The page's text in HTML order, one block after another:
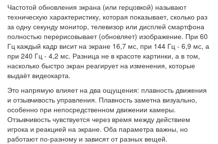
Частотой обновления экрана (или герцовкой) называют
техническую характеристику, которая показывает, сколько раз
за одну секунду монитор, телевизор или дисплей смартфона
полностью перерисовывает (обновляет) изображение. При 60
Гц каждый кадр висит на экране 16,7 мс, при 144 Гц - 6,9 мс, а
при 240 Гц - 4,2 мс. Разница не в красоте картинки, а в том,
насколько быстро экран реагирует на изменения, которые
выдаёт видеокарта.
Это напрямую влияет на два ощущения: плавность движения
и отзывчивость управления. Плавность заметна визуально,
особенно при непосредственном движении камеры.
Отзывчивость чувствуется через время между действием
игрока и реакцией на экране. Оба параметра важны, но
работают по-разному и зависят от разных вещей.